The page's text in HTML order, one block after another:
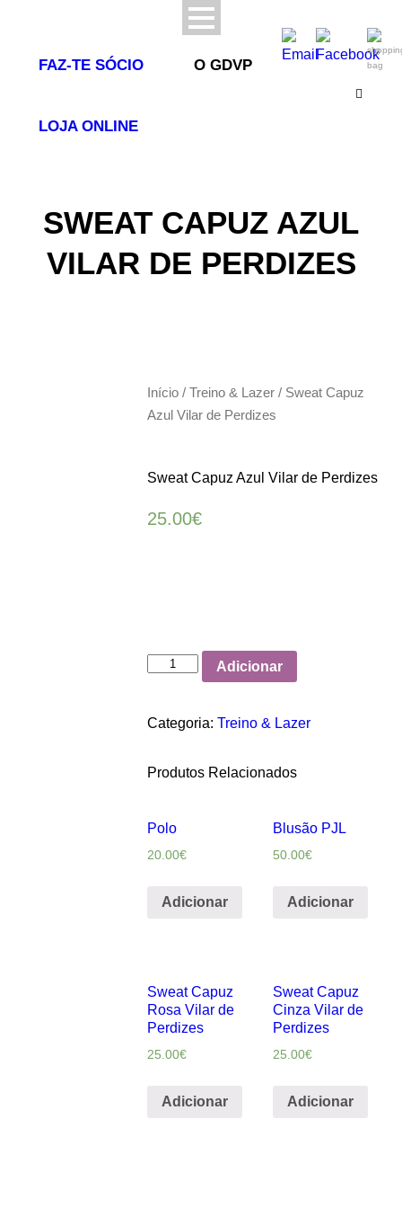
0
FAZ-TE SÓCIO O GDVP
LOJA ONLINE
SWEAT CAPUZ AZUL
VILAR DE PERDIZES
Início /Treino & Lazer / Sweat Capuz
Azul Vilar de Perdizes
Sweat Capuz Azul Vilar de Perdizes
25.00€
Quantidade
Capuz
Perdizes
Adicionar
Categoria:Treino & Lazer
Produtos Relacionados
Polo
20.00€
Adicionar
Blusão PJL
50.00€
Adicionar
Sweat Capuz
Rosa Vilar de
Perdizes
25.00€
Adicionar
Sweat Capuz
Cinza Vilar de
Perdizes
25.00€
Adicionar